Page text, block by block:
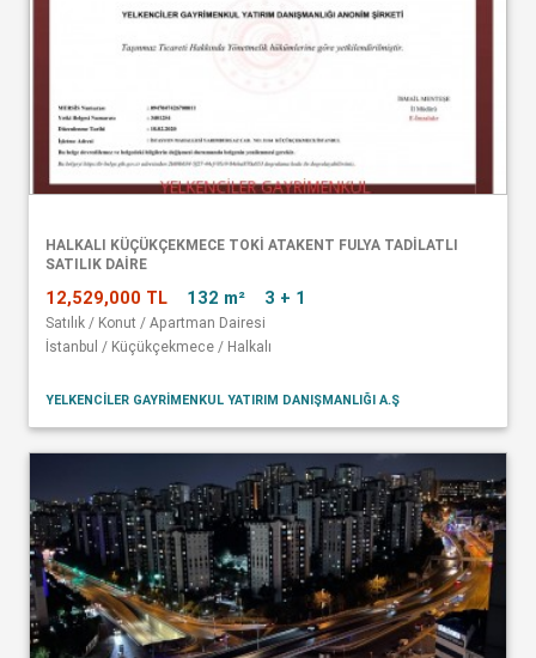
HALKALI KÜÇÜKÇEKMECE TOKİ ATAKENT FULYA TADİLATLI
SATILIK DAİRE
12,529,000 TL 132 m² 3 + 1
Satılık / Konut / Apartman Dairesi
İstanbul / Küçükçekmece / Halkalı
YELKENCİLER GAYRİMENKUL YATIRIM DANIŞMANLIĞI A.Ş